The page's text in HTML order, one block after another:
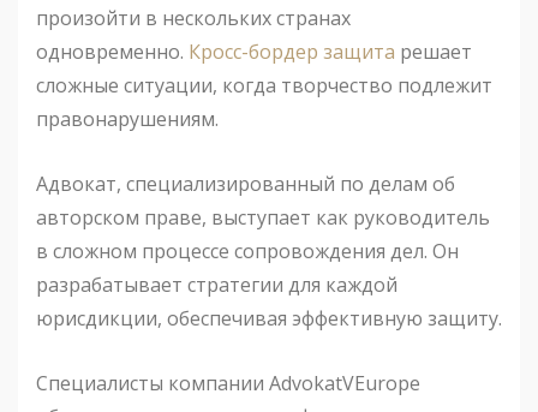
произойти в нескольких странах
одновременно. Кросс-бордер защита решает
сложные ситуации, когда творчество подлежит
правонарушениям.
Адвокат, специализированный по делам об
авторском праве, выступает как руководитель
в сложном процессе сопровождения дел. Он
разрабатывает стратегии для каждой
юрисдикции, обеспечивая эффективную защиту.
Специалисты компании AdvokatVEurope